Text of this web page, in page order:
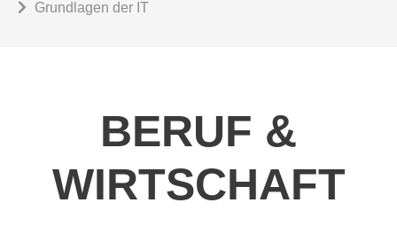
Grundlagen der IT
BERUF &
WIRTSCHAFT